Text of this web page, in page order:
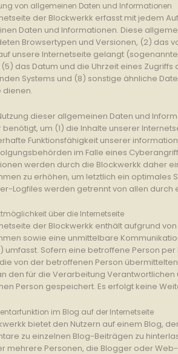
von allgemeinen Daten und Informationen
der Blockwerkk erfasst mit jedem
Daten und Informationen. Diese
Browsertypen und Versionen, (2) das
unsere Internetseite gelangt
das Datum und die Uhrzeit eines
Systems und (8) sonstige ähnliche
dienen.
dieser allgemeinen Daten und
benötigt, um (1) die Inhalte unserer
Funktionsfähigkeit unserer
im Falle eines
werden durch die Blockwerkk daher
zu erhöhen, um letztlich ein
Logfiles werden getrennt von allen
über die Internetseite
der Blockwerkk enthält aufgrund
sowie eine unmittelbare
umfasst. Sofern eine betroffene Person
von der betroffenen Person
den für die Verarbeitung
Person gespeichert. Es erfolgt keine
im Blog auf der Internetseite
bietet den Nutzern auf einem Blog,
zu einzelnen Blog-Beiträgen zu
mehrere Personen, die Blogger oder